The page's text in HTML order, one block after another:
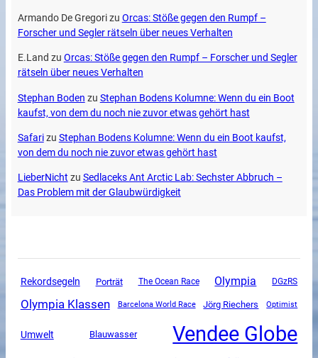
Armando De Gregorizu Orcas: Stöße gegen den Rumpf –
Forscher und Segler rätseln über neues Verhalten
E.Land zu Orcas: Stöße gegen den Rumpf – Forscher und Segler
rätseln über neues Verhalten
Stephan Boden zu Stephan Bodens Kolumne: Wenn du ein Boot
kaufst, von dem du noch nie zuvor etwas gehört hast
Safarizu Stephan Bodens Kolumne: Wenn du ein Boot kaufst,
von dem du noch nie zuvor etwas gehört hast
LieberNicht zu Sedlaceks Ant Arctic Lab: Sechster Abbruch –
Das Problem mit der Glaubwürdigkeit
Rekordsegeln Porträt The Ocean Race Olympia DGzRS
Olympia Klassen Barcelona World Race Jörg Riechers Optimist
Umwelt Blauwasser Vendee Globe